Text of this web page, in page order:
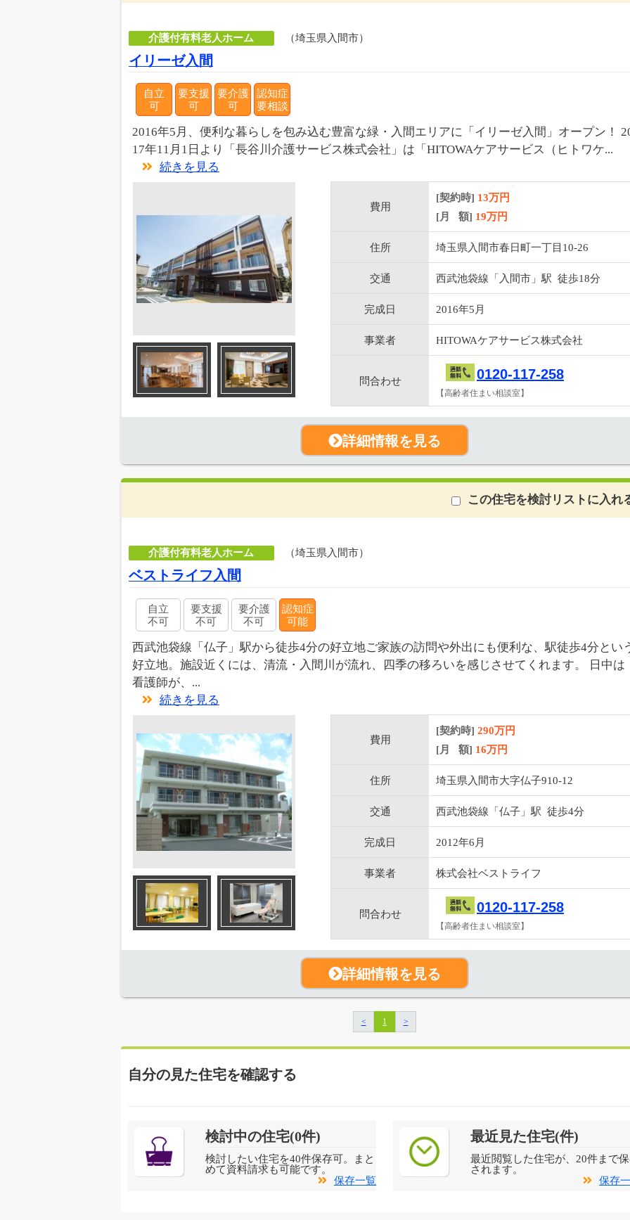
介護付有料老人ホーム （埼玉県入間市）
イリーゼ入間
自立
可
要支援
可
要介護
可
認知症
要相談
2016年5月、便利な暮らしを包み込む豊富な緑・入間エリアに「イリーゼ入間」オープン！
17年11月1日より「長谷川介護サービス株式会社」は「HITOWAケアサービス（ヒトワケ...
続きを見る
費用
[契約時] 13万円
[月 額] 19万円
住所 埼玉県入間市春日町一丁目10-26
交通 西武池袋線「入間市」駅 徒歩18分
完成日 2016年5月
事業者 HITOWAケアサービス株式会社
問合わせ 0120-117-258
【高齢者住まい相談室】
詳細情報を見る
この住宅を検討リストに入れ
介護付有料老人ホーム （埼玉県入間市）
ベストライフ入間
自立
不可
要支援
不可
要介護
不可
認知症
可能
西武池袋線「仏子」駅から徒歩4分の好立地ご家族の訪問や外出にも便利な、駅徒歩4分とい
好立地。施設近くには、清流・入間川が流れ、四季の移ろいを感じさせてくれます。 日中は
看護師が、...
続きを見る
費用
[契約時] 290万円
[月 額] 16万円
住所 埼玉県入間市大字仏子910-12
交通 西武池袋線「仏子」駅 徒歩4分
完成日 2012年6月
事業者 株式会社ベストライフ
問合わせ 0120-117-258
【高齢者住まい相談室】
詳細情報を見る
< 1 >
自分の見た住宅を確認する
検討中の住宅(0件)
検討したい住宅を40件保存可。まと
めて資料請求も可能です。
保存一覧
最近見た住宅(件)
最近閲覧した住宅が、20件まで
されます。
保存